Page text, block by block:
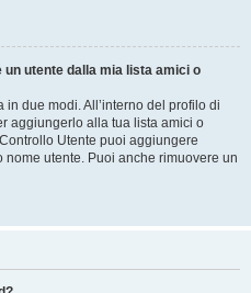
utente dalla mia lista amici o
due modi. All’interno del profilo di
aggiungerlo alla tua lista amici o
Utente puoi aggiungere
utente. Puoi anche rimuovere un